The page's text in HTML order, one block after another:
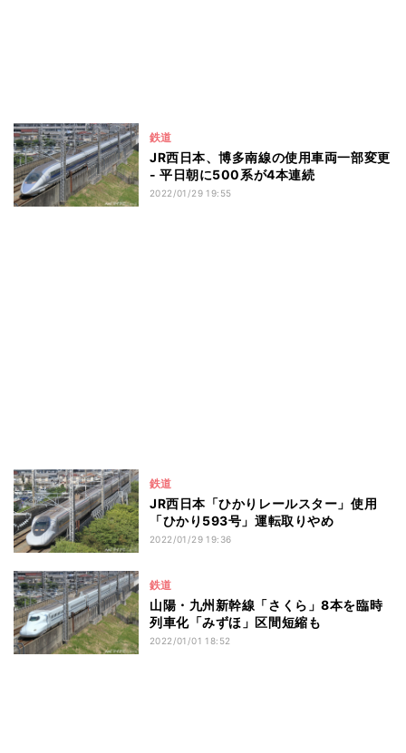
鉄道
JR西日本、博多南線の使用車両一部変更
- 平日朝に500系が4本連続
2022/01/29 19:55
鉄道
JR西日本「ひかりレールスター」使用
「ひかり593号」運転取りやめ
2022/01/29 19:36
鉄道
山陽・九州新幹線「さくら」8本を臨時
列車化「みずほ」区間短縮も
2022/01/01 18:52